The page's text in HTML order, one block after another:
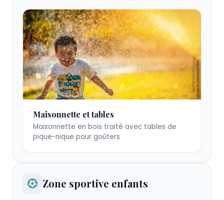
auvent
solaire
jeu
en
Maisonnette et tables
Maisonnette en bois traité avec tables de
pique-nique pour goûters
Zone sportive enfants